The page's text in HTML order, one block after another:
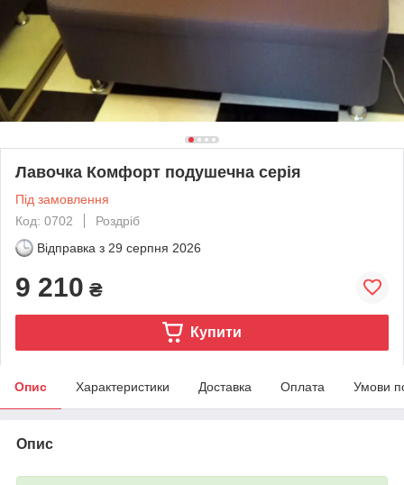
Лавочка Комфорт подушечна серія
Під замовлення
Код: 0702
Роздріб
Відправка з 29 серпня 2026
9 210 ₴
Купити
Опис Характеристики Доставка Оплата Умови
Опис